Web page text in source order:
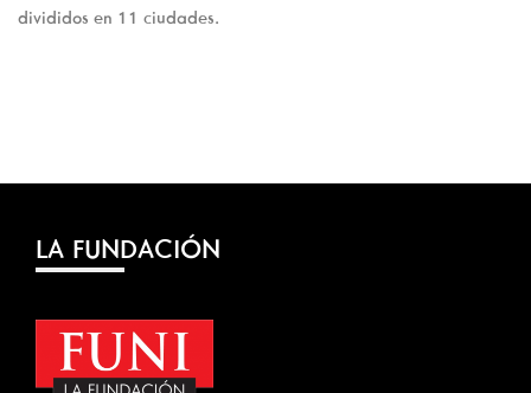
divididos en 11 ciudades.
LA FUNDACIÓN